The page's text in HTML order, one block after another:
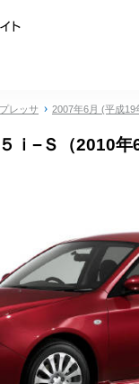
レッサ 2007年6月 (平成
ｉ−Ｓ（2010年